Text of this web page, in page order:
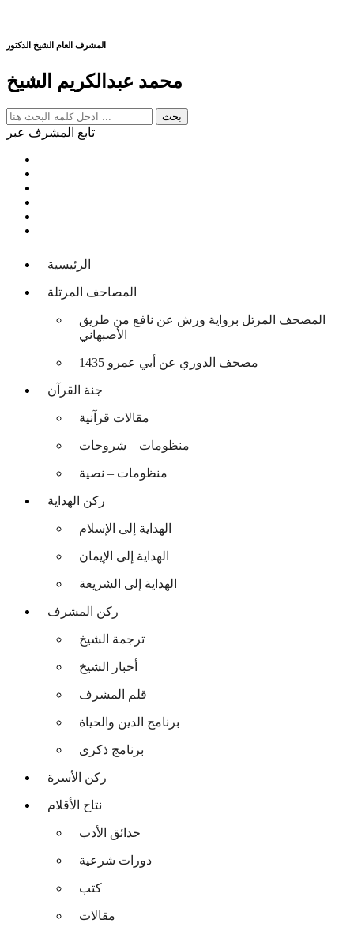
المشرف العام الشيخ الدكتور
محمد عبدالكريم الشيخ
تابع المشرف عبر
الرئيسية
المصاحف المرتلة
المصحف المرتل برواية ورش عن نافع من طريق
الأصبهاني
مصحف الدوري عن أبي عمرو 1435
جنة القرآن
مقالات قرآنية
منظومات – شروحات
منظومات – نصية
ركن الهداية
الهداية إلى الإسلام
الهداية إلى الإيمان
الهداية إلى الشريعة
ركن المشرف
ترجمة الشيخ
أخبار الشيخ
قلم المشرف
برنامج الدين والحياة
برنامج ذكرى
ركن الأسرة
نتاج الأقلام
حدائق الأدب
دورات شرعية
كتب
مقالات